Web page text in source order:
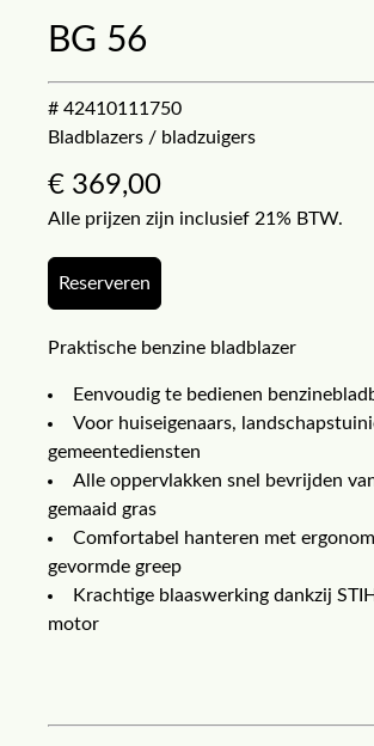
BG 56
# 42410111750
Bladblazers / bladzuigers
€ 369,00
Alle prijzen zijn inclusief 21% BTW.
Reserveren
Praktische benzine bladblazer
Eenvoudig te bedienen
Voor huiseigenaars,
gemeentediensten
Alle oppervlakken snel bevrijden
gemaaid gras
Comfortabel hanteren met
gevormde greep
Krachtige blaaswerking dankzij
motor